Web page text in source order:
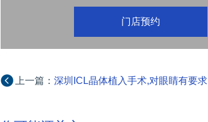
门店预约
上一篇：深圳ICL晶体植入手术,对眼睛有要求